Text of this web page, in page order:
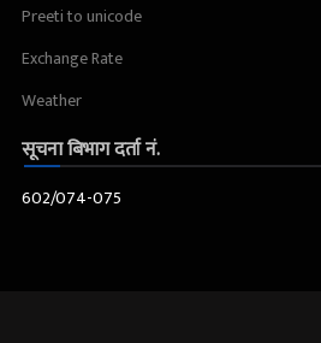
Preeti to unicode
Exchange Rate
Weather
सूचना बिभाग दर्ता नं.
602/074-075